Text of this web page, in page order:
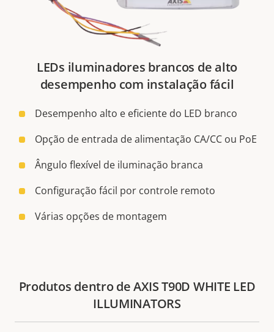
LEDs iluminadores brancos de alto
desempenho com instalação fácil
Desempenho alto e eficiente do LED branco
Opção de entrada de alimentação CA/CC ou PoE
Ângulo flexível de iluminação branca
Configuração fácil por controle remoto
Várias opções de montagem
Produtos dentro de AXIS T90D WHITE LED
ILLUMINATORS